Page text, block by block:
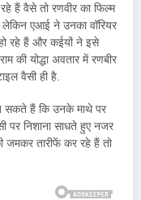
हैं वैसे तो रणवीर का फिल्म
एआई ने उनका वॉरियर
रहे हैं और कईयों ने इसे
की योद्धा अवतार में रणबीर
वैसी ही है.
सकते हैं कि उनके माथे पर
पर निशाना साधते हुए नजर
तारीफें कर रहे हैं तो